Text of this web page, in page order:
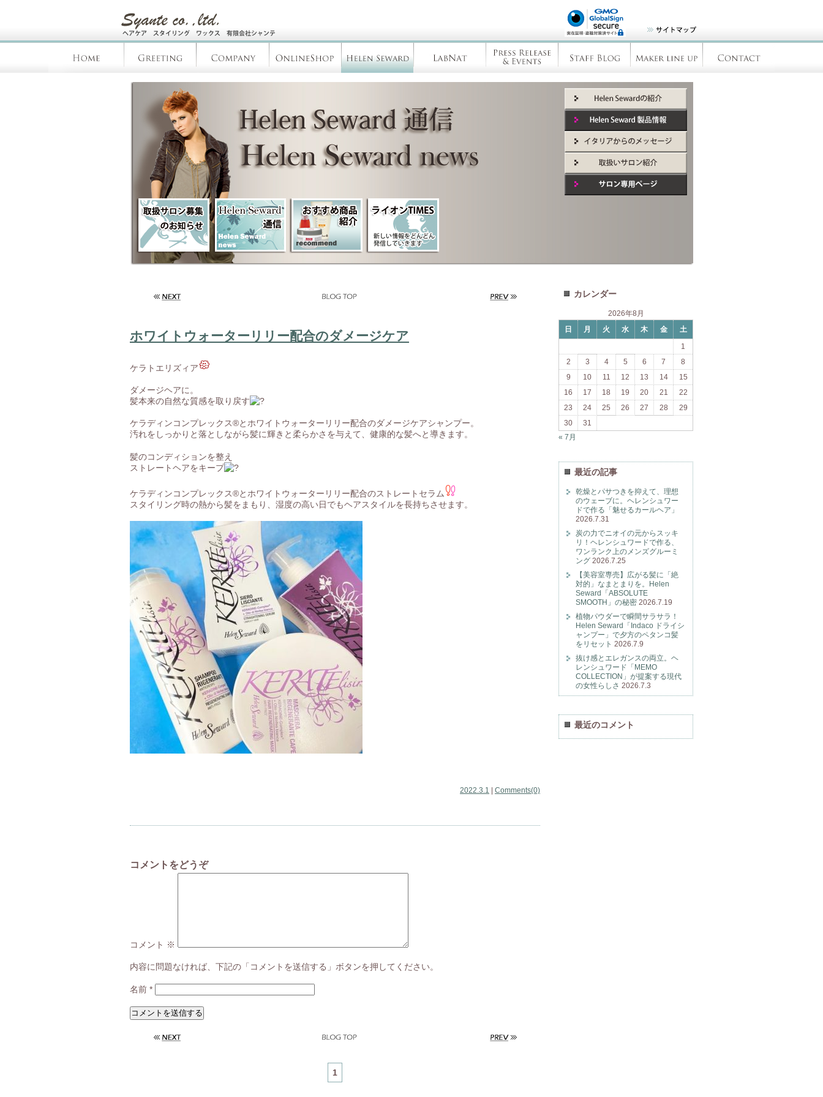
ホワイトウォーターリリー配合のダメージケア
ケラトエリズィア
ダメージヘアに。
髪本来の自然な質感を取り戻す
ケラディンコンプレックス®とホワイトウォーターリリー配合のダメージケアシャンプー。
汚れをしっかりと落としながら髪に輝きと柔らかさを与えて、健康的な髪へと導きます。
髪のコンディションを整え
ストレートヘアをキープ
ケラディンコンプレックス®とホワイトウォーターリリー配合のストレートセラム
スタイリング時の熱から髪をまもり、湿度の高い日でもヘアスタイルを長持ちさせます。
2022.3.1 Comments(0)
コメントをどうぞ
コメント ※
内容に問題なければ、下記の「コメントを送信する」ボタンを押してください。
名前 *
1
カレンダー
2026年8月
日
月 火 水 木 金
土
1
2
3 4 5 6 7
8
9
10 11 12 13 14
15
16
17 18 19 20 21
22
23
24 25 26 27 28
29
30
31
« 7月
最近の記事
乾燥とパサつきを抑えて、理想
のウェーブに。ヘレンシュワー
ドで作る「魅せるカールヘア」
2026.7.31
炭の力でニオイの元からスッキ
リ！ヘレンシュワードで作る、
ワンランク上のメンズグルーミ
ング 2026.7.25
【美容室専売】広がる髪に「絶
対的」なまとまりを。Helen
Seward「ABSOLUTE
SMOOTH」の秘密 2026.7.19
植物パウダーで瞬間サラサラ！
Helen Seward「Indaco ドライシ
ャンプー」で夕方のペタンコ髪
をリセット 2026.7.9
抜け感とエレガンスの両立。ヘ
レンシュワード「MEMO
COLLECTION」が提案する現代
の女性らしさ 2026.7.3
最近のコメント